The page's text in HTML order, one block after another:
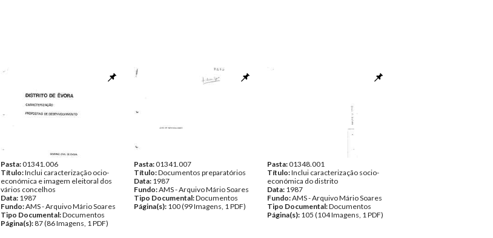
Pasta:01341.006
Título:Inclui caracterização ocio-
económica e imagem eleitoral dos
vários concelhos
Data: 1987
Fundo:AMS - Arquivo Mário Soares
Tipo Documental:Documentos
Página(s): 87 (86 Imagens, 1 PDF)
Pasta:01341.007
Título:Documentos preparatórios
Data: 1987
Fundo:AMS - Arquivo Mário Soares
Tipo Documental:Documentos
Página(s): 100 (99 Imagens, 1 PDF)
Pasta:01348.001
Título:Inclui caracterização socio-
económica do distrito
Data: 1987
Fundo:AMS - Arquivo Mário Soares
Tipo Documental:Documentos
Página(s): 105 (104 Imagens, 1 PDF)